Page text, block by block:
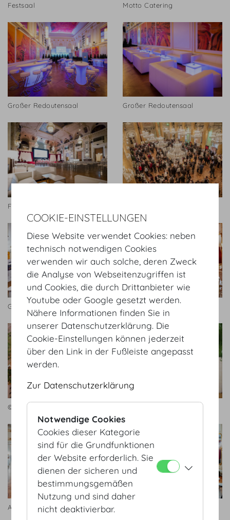
Festsaal Motto Catering
Großer Redoutensaal Großer Redoutensaal
Festsaal
Großer Redoutensaal Geheime Ratstube Bankett
© Hofburg Vienna
Antekammer
COOKIE-EINSTELLUNGEN
Diese Website verwendet Cookies: neben
technisch notwendigen Cookies
verwenden wir auch solche, deren Zweck
die Analyse von Webseitenzugriffen ist
und Cookies, die durch Drittanbieter wie
Youtube oder Google gesetzt werden.
Nähere Informationen finden Sie in
unserer Datenschutzerklärung. Die
Cookie-Einstellungen können jederzeit
über den Link in der Fußleiste angepasst
werden.
Zur Datenschutzerklärung
Notwendige Cookies
Cookies dieser Kategorie
sind für die Grundfunktionen
der Website erforderlich. Sie
dienen der sicheren und
bestimmungsgemäßen
Nutzung und sind daher
nicht deaktivierbar.